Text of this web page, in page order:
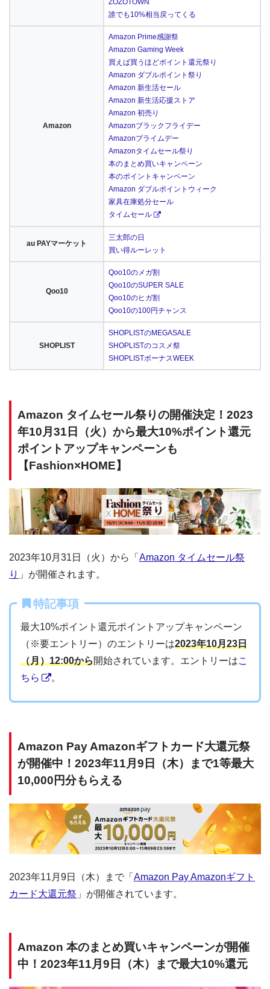
ZOZOTOWN
誰でも10%相当戻ってくる
Amazon
Amazon Prime感謝祭
Amazon Gaming Week
買えば買うほどポイント還元祭り
Amazon ダブルポイント祭り
Amazon 新生活セール
Amazon 新生活応援ストア
Amazon 初売り
Amazonブラックフライデー
Amazonプライムデー
Amazonタイムセール祭り
本のまとめ買いキャンペーン
本のポイントキャンペーン
Amazon ダブルポイントウィーク
家具在庫処分セール
タイムセール
au PAYマーケット
三太郎の日
買い得ルーレット
Qoo10
Qoo10のメガ割
Qoo10のSUPER SALE
Qoo10のヒガ割
Qoo10の100円チャンス
SHOPLIST
SHOPLISTのMEGASALE
SHOPLISTのコスメ祭
SHOPLISTボーナスWEEK
Amazon タイムセール祭りの開催決定！2023
年10月31日（火）から最大10%ポイント還元
ポイントアップキャンペーンも
【Fashion×HOME】
2023年10月31日（火）から「 Amazon タイムセール祭
り 」が開催されます。
特記事項
最大10%ポイント還元ポイントアップキャンペーン
（※要エントリー）のエントリーは2023年10月23日
（月）12:00から開始されています。エントリーはこ
ちら
。
Amazon Pay Amazonギフトカード大還元祭
が開催中！2023年11月9日（木）まで1等最大
10,000円分もらえる
2023年11月9日（木）まで「 Amazon Pay Amazonギフト
カード大還元祭 」が開催されています。
Amazon 本のまとめ買いキャンペーンが開催
中！2023年11月9日（木）まで最大10%還元